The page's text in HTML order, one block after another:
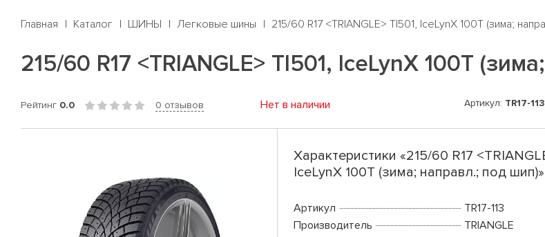
Главная Каталог ШИНЫ Легковые шины 215/60 R17 <TRIANGLE> TI501, IceLynX 100T (зима;
215/60 R17 <TRIANGLE> TI501, IceLynX 100T
Рейтинг 0.0 0 отзывов Нет в наличии Артикул: TR17-113
Характеристики «215/60 R17
IceLynX 100T (зима; направл.; под шип)»
Артикул
TR17-113
Производитель
TRIANGLE